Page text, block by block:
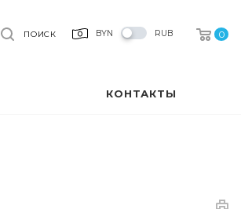
0
BYN RUB
ПОИСК
КОНТАКТЫ